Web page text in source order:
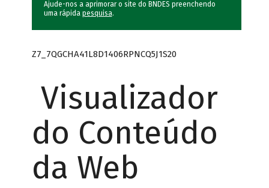
Ajude-nos a aprimorar o site do BNDES preenchendo
uma rápida pesquisa.
Z7_7QGCHA41L8D1406RPNCQ5J1S20
Visualizador
do Conteúdo
da Web